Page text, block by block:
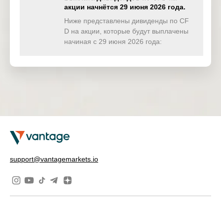
PLC
HSBA
HSBC HOL
DINGS PLC
6 Nov 2025
Holdings Plc
Unilever
US
R
акции начнётся 29 июня 2026 года.
Ниже представлены дивиденды по CF
D на акции, которые будут выплачены
начиная с 29 июня 2026 года:
support@vantagemarkets.io